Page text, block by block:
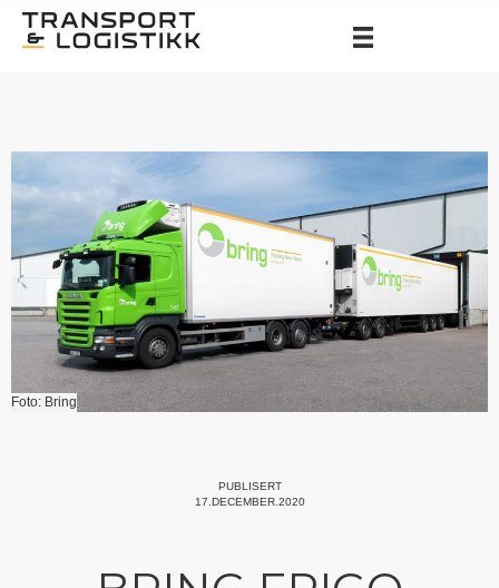
Foto: Bring
PUBLISERT
17.DECEMBER.2020